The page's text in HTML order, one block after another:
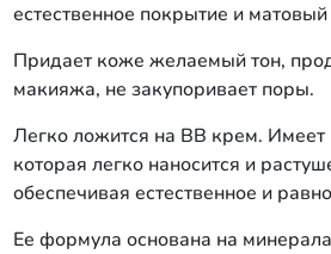
естественное покрытие и
Придает коже желаемый тон,
макияжа, не закупоривает поры.
Легко ложится на BB крем. Имеет
которая легко наносится и
обеспечивая естественное и
Ее формула основана на